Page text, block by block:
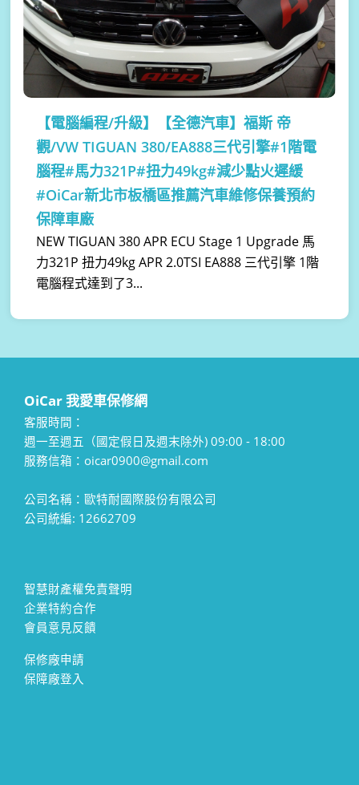
【電腦編程/升級】
【全德汽車】福斯 帝
觀/VW TIGUAN 380/EA888三代引擎#1階電
腦程#馬力321P#扭力49kg#減少點火遲緩
#OiCar新北市板橋區推薦汽車維修保養預約
保障車廠
NEW TIGUAN 380 APR ECU Stage 1 Upgrade 馬
力321P 扭力49kg APR 2.0TSI EA888 三代引擎 1階
電腦程式達到了3...
OiCar 我愛車保修網
客服時間：
週一至週五（國定假日及週末除外) 09:00 - 18:00
服務信箱：oicar0900@gmail.com
公司名稱：歐特耐國際股份有限公司
公司統編: 12662709
智慧財產權免責聲明
企業特約合作
會員意見反饋
保修廠申請
保障廠登入